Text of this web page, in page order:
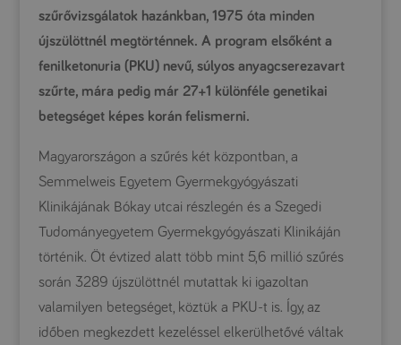
szűrővizsgálatok hazánkban, 1975 óta minden
újszülöttnél megtörténnek. A program elsőként a
fenilketonuria (PKU) nevű, súlyos anyagcserezavart
szűrte, mára pedig már 27+1 különféle genetikai
betegséget képes korán felismerni.
Magyarországon a szűrés két központban, a
Semmelweis Egyetem Gyermekgyógyászati
Klinikájának Bókay utcai részlegén és a Szegedi
Tudományegyetem Gyermekgyógyászati Klinikáján
történik. Öt évtized alatt több mint 5,6 millió szűrés
során 3289 újszülöttnél mutattak ki igazoltan
valamilyen betegséget, köztük a PKU-t is. Így, az
időben megkezdett kezeléssel elkerülhetővé váltak